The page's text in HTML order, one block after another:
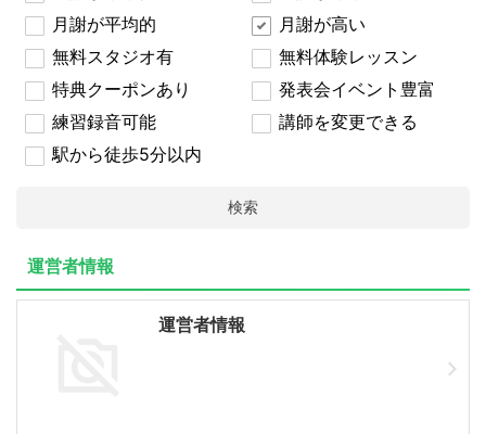
月謝が平均的
月謝が高い
無料スタジオ有
無料体験レッスン
特典クーポンあり
発表会イベント豊富
練習録音可能
講師を変更できる
駅から徒歩5分以内
検索
運営者情報
運営者情報